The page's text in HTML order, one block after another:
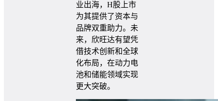
业出海，H股上市
为其提供了资本与
品牌双重助力。未
来，欣旺达有望凭
借技术创新和全球
化布局，在动力电
池和储能领域实现
更大突破。